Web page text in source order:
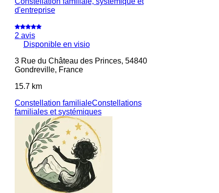
d'entreprise
2 avis
Disponible en visio
3 Rue du Château des Princes, 54840
Gondreville, France
15.7 km
Constellation familialeConstellations
familiales et systémiques